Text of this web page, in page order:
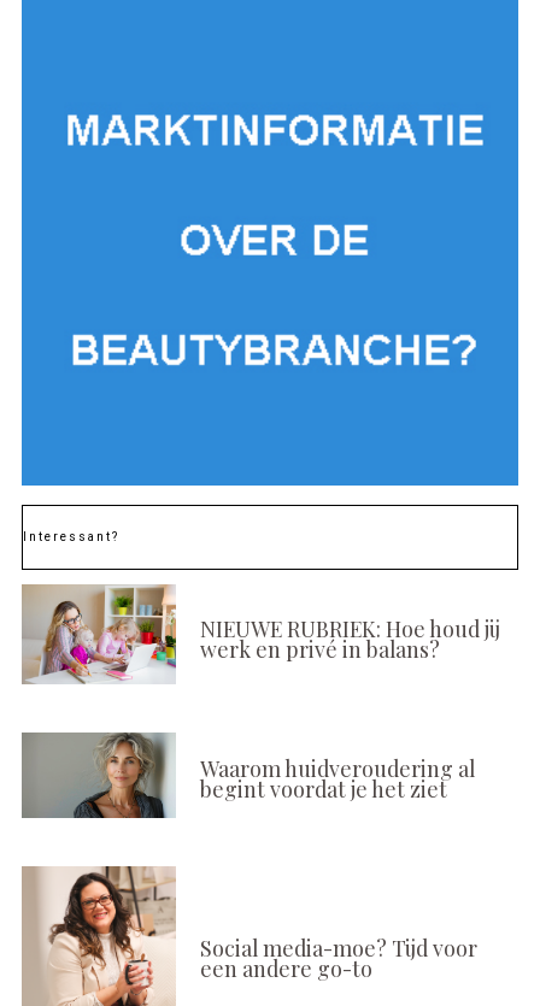
Interessant?
NIEUWE RUBRIEK: Hoe houd jij
werk en privé in balans?
Waarom huidveroudering al
begint voordat je het ziet
Social media-moe? Tijd voor
een andere go-to